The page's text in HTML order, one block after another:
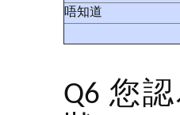
唔知道
Q6 您